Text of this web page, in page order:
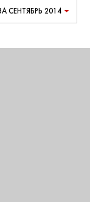
СЕНТЯБРЬ 2014